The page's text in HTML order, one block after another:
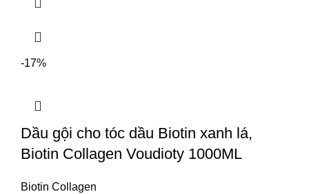
-17%
Dầu gội cho tóc dầu Biotin xanh lá,
Biotin Collagen Voudioty 1000ML
Biotin Collagen